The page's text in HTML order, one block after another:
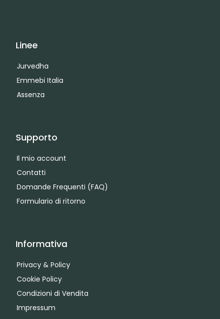
Linee
Jurvedha
Emmebi Italia
Assenza
Supporto
Il mio account
Contatti
Domande Frequenti (FAQ)
Formulario di ritorno
Informativa
Privacy & Policy
Cookie Policy
Condizioni di Vendita
Impressum